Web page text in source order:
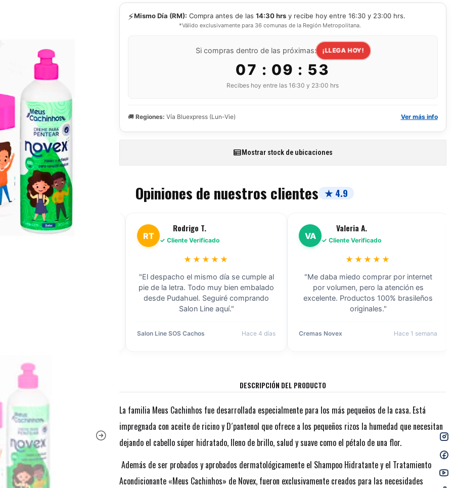
⚡Mismo Día (RM): Compra antes de las 14:30 hrs y recibe hoy entre 16:30 y 23:00 hrs.
*Válido exclusivamente para 36 comunas de la Región Metropolitana.
Si compras dentro de las próximas: ¡LLEGA HOY!
07 : 09 : 51
Recibes hoy entre las 16:30 y 23:00 hrs
🚚 Regiones: Vía Bluexpress (Lun-Vie) Ver más info
Mostrar stock de ubicaciones
Opiniones de nuestros clientes ★ 4.9
Marcela C.
RT
Rodrigo T.
✓ Cliente Verificado
★★★★★
"El despacho el mismo día se cumple al
pie de la letra. Todo muy bien embalado
desde Pudahuel. Seguiré comprando
Salon Line aquí."
Salon Line SOS Cachos Hace 4 días
VA
Valeria A.
✓ Cliente Verificado
★★★★★
"Me daba miedo comprar por internet
por volumen, pero la atención es
excelente. Productos 100% brasileños
originales."
Cremas Novex Hace 1 semana
DESCRIPCIÓN DEL PRODUCTO
La familia Meus Cachinhos fue desarrollada especialmente para los más pequeños de la casa. Está
impregnada con aceite de ricino y D´pantenol que ofrece a los pequeños rizos la humedad que necesitan
dejando el cabello súper hidratado, lleno de brillo, salud y suave como el pétalo de una flor.
Además de ser probados y aprobados dermatológicamente el Shampoo Hidratante y el Tratamiento
Acondicionante «Meus Cachinhos» de Novex, fueron exclusivamente creados para las necesidades